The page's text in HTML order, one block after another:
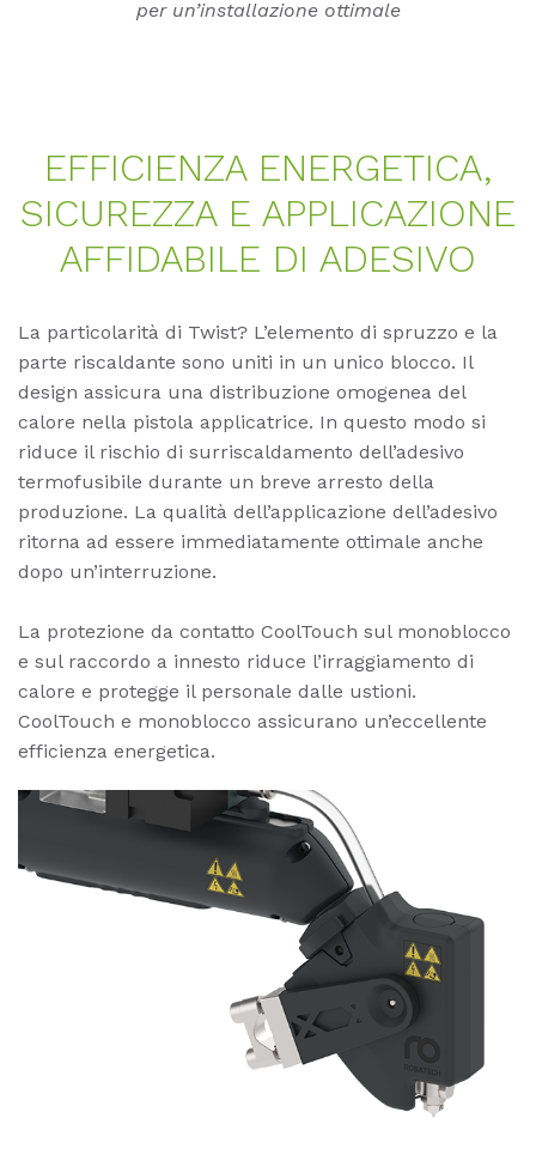
per un’installazione ottimale
EF­FI­CI­EN­ZA EN­ER­GE­TI­CA,
SI­CU­REZ­ZA E AP­P­LI­CA­ZIO­NE
AF­FIDA­BI­LE DI ADE­SI­VO
La particolarità di Twist? L’elemento di spruzzo e la
parte riscaldante sono uniti in un unico blocco. Il
design assicura una distribuzione omogenea del
calore nella pistola applicatrice. In questo modo si
riduce il rischio di surriscaldamento dell’adesivo
termofusibile durante un breve arresto della
produzione. La qualità dell’applicazione dell’adesivo
ritorna ad essere immediatamente ottimale anche
dopo un’interruzione.
La protezione da contatto CoolTouch sul monoblocco
e sul raccordo a innesto riduce l’irraggiamento di
calore e protegge il personale dalle ustioni.
CoolTouch e monoblocco assicurano un’eccellente
efficienza energetica.